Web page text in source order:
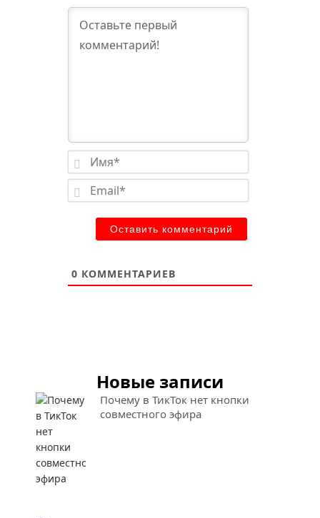
Имя*
0 КОММЕНТАРИЕВ
Новые записи
Почему в ТикТок нет кнопки
совместного эфира